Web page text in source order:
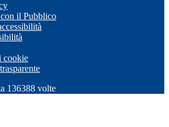
il Pubblico
cookie
136388 volte